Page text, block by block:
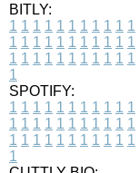
BITLY:
1 1 1 1 1 1 1 1 1 1 1
1 1 1 1 1 1 1 1 1 1 1
1 1 1 1 1 1 1 1 1 1 1
1
SPOTIFY:
1 1 1 1 1 1 1 1 1 1 1
1 1 1 1 1 1 1 1 1 1 1
1 1 1 1 1 1 1 1 1 1 1
1